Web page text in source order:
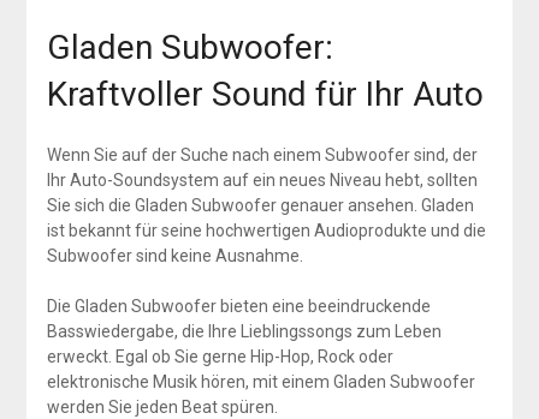
Gladen Subwoofer:
Kraftvoller Sound für Ihr Auto
Wenn Sie auf der Suche nach einem Subwoofer sind, der
Ihr Auto-Soundsystem auf ein neues Niveau hebt, sollten
Sie sich die Gladen Subwoofer genauer ansehen. Gladen
ist bekannt für seine hochwertigen Audioprodukte und die
Subwoofer sind keine Ausnahme.
Die Gladen Subwoofer bieten eine beeindruckende
Basswiedergabe, die Ihre Lieblingssongs zum Leben
erweckt. Egal ob Sie gerne Hip-Hop, Rock oder
elektronische Musik hören, mit einem Gladen Subwoofer
werden Sie jeden Beat spüren.